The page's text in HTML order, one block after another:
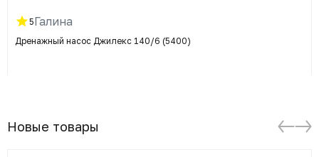
5Галина
Дренажный насос Джилекс 140/6 (5400)
Новые товары